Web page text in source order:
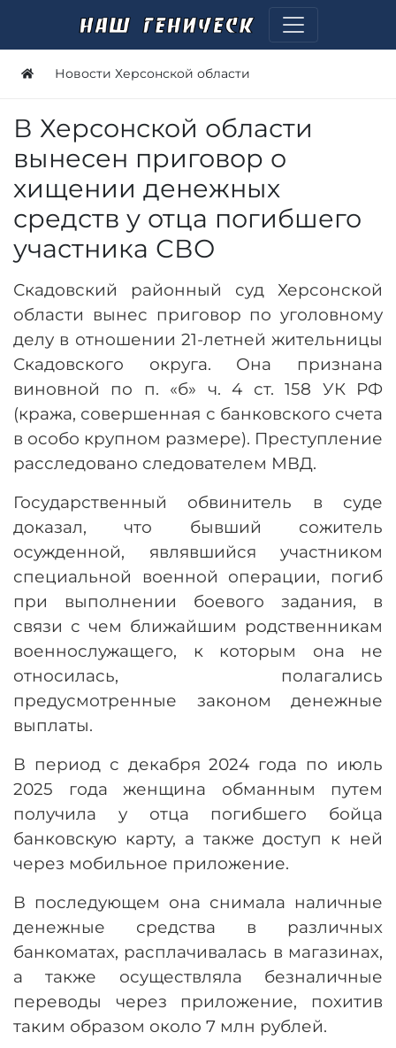
Новости Херсонской области
В Херсонской области
вынесен приговор о
хищении денежных
средств у отца погибшего
участника СВО
Скадовский районный суд Херсонской
области вынес приговор по уголовному
делу в отношении 21-летней жительницы
Скадовского округа. Она признана
виновной по п. «б» ч. 4 ст. 158 УК РФ
(кража, совершенная с банковского счета
в особо крупном размере). Преступление
расследовано следователем МВД.
Государственный обвинитель в суде
доказал, что бывший сожитель
осужденной, являвшийся участником
специальной военной операции, погиб
при выполнении боевого задания, в
связи с чем ближайшим родственникам
военнослужащего, к которым она не
относилась, полагались
предусмотренные законом денежные
выплаты.
В период с декабря 2024 года по июль
2025 года женщина обманным путем
получила у отца погибшего бойца
банковскую карту, а также доступ к ней
через мобильное приложение.
В последующем она снимала наличные
денежные средства в различных
банкоматах, расплачивалась в магазинах,
а также осуществляла безналичные
переводы через приложение, похитив
таким образом около 7 млн рублей.